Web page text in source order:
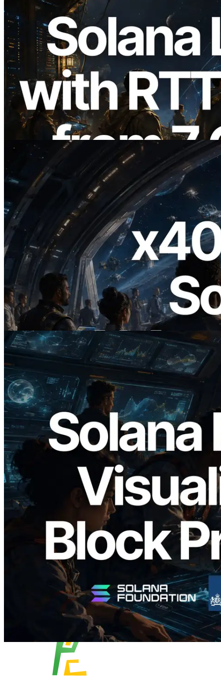
2026.08.05
ERPC mở rộng Solana Leader Slot API
với phép đo ping từ 7 khu vực toàn cầu —
Validators Information API cũng chính
thức ra mắt
Đọc bài viết này
2026.07.04
ERPC ra mắt Solana RPC hỗ trợ x402 —
Mở ra thời đại AI Agent trả tiền theo nhu
cầu cho API cần dùng
Đọc bài viết này
2026.05.24
Validators Solutions ra mắt Solana Block
Analyzer — Trực quan hóa thời gian tạo
block và validator phụ trách theo từng
slot
Đọc bài viết này